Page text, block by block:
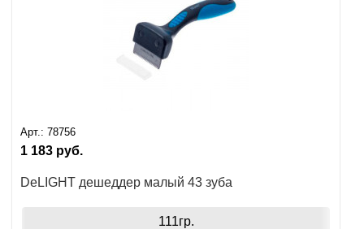
Арт.: 78756
1 183 руб.
DeLIGHT дешеддер малый 43 зуба
111гр.